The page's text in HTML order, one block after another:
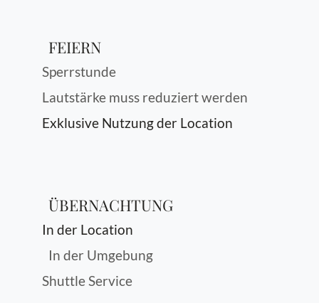
FEIERN
Sperrstunde
Lautstärke muss reduziert werden
Exklusive Nutzung der Location
ÜBERNACHTUNG
In der Location
In der Umgebung
Shuttle Service